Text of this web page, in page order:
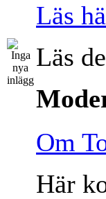
Läs
Läs
Om
Här